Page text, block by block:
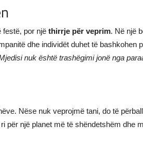
festë, por një thirrje për veprim. Në një
dhe individët duhet të bashkohen
nuk është trashëgimi jonë nga
Nëse nuk veprojmë tani, do të
për një planet më të shëndetshëm dhe